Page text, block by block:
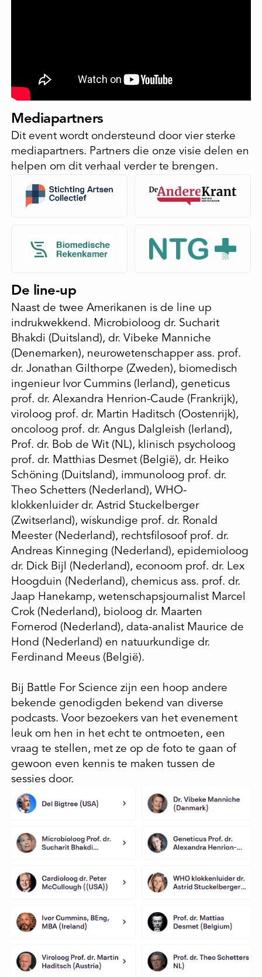
Mediapartners
Dit event wordt ondersteund door vier sterke
mediapartners. Partners die onze visie delen en
helpen om dit verhaal verder te brengen.
De line-up
Naast de twee Amerikanen is de line up
indrukwekkend. Microbioloog dr. Sucharit
Bhakdi (Duitsland), dr. Vibeke Manniche
(Denemarken), neurowetenschapper ass. prof.
dr. Jonathan Gilthorpe (Zweden), biomedisch
ingenieur Ivor Cummins (Ierland), geneticus
prof. dr. Alexandra Henrion-Caude (Frankrijk),
viroloog prof. dr. Martin Haditsch (Oostenrijk),
oncoloog prof. dr. Angus Dalgleish (Ierland),
Prof. dr. Bob de Wit (NL), klinisch psycholoog
prof. dr. Matthias Desmet (België), dr. Heiko
Schöning (Duitsland), immunoloog prof. dr.
Theo Schetters (Nederland), WHO-
klokkenluider dr. Astrid Stuckelberger
(Zwitserland), wiskundige prof. dr. Ronald
Meester (Nederland), rechtsfilosoof prof. dr.
Andreas Kinneging (Nederland), epidemioloog
dr. Dick Bijl (Nederland), econoom prof. dr. Lex
Hoogduin (Nederland), chemicus ass. prof. dr.
Jaap Hanekamp, wetenschapsjournalist Marcel
Crok (Nederland), bioloog dr. Maarten
Fornerod (Nederland), data-analist Maurice de
Hond (Nederland) en natuurkundige dr.
Ferdinand Meeus (België).
Bij Battle For Science zijn een hoop andere
bekende genodigden bekend van diverse
podcasts. Voor bezoekers van het evenement
leuk om hen in het echt te ontmoeten, een
vraag te stellen, met ze op de foto te gaan of
gewoon even kennis te maken tussen de
sessies door.